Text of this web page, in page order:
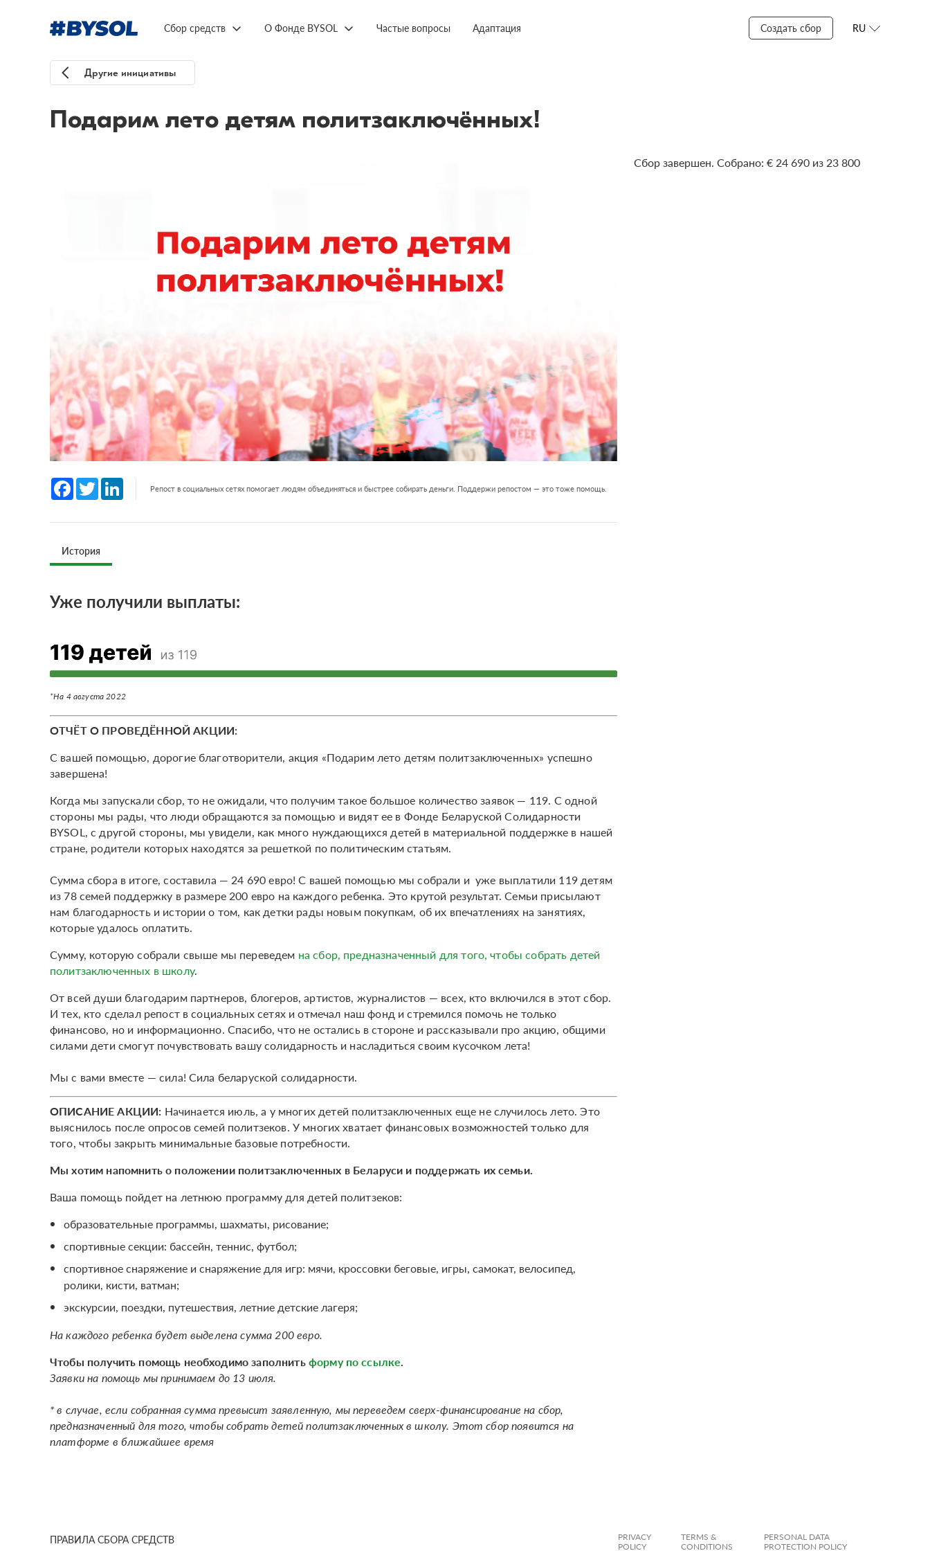
Сбор средств О Фонде BYSOL Частые вопросы Адаптация Создать сбор RU
Другие инициативы
Подарим лето детям политзаключённых!
Facebook
Twitter LinkedInРепост в социальных сетях помогает людям объединяться и быстрее собирать деньги. Поддержи репостом — это тоже помощь.
История
Уже получили выплаты:
*На 4 августа 2022
ОТЧЁТ О ПРОВЕДЁННОЙ АКЦИИ:
С вашей помощью, дорогие благотворители, акция «Подарим лето детям политзаключенных» успешно
завершена!
Когда мы запускали сбор, то не ожидали, что получим такое большое количество заявок — 119. С одной
стороны мы рады, что люди обращаются за помощью и видят ее в Фонде Беларуской Солидарности
BYSOL, с другой стороны, мы увидели, как много нуждающихся детей в материальной поддержке в нашей
стране, родители которых находятся за решеткой по политическим статьям.
Сумма сбора в итоге, составила — 24 690 евро! С вашей помощью мы собрали и уже выплатили 119 детям
из 78 семей поддержку в размере 200 евро на каждого ребенка. Это крутой результат. Семьи присылают
нам благодарность и истории о том, как детки рады новым покупкам, об их впечатлениях на занятиях,
которые удалось оплатить.
Сумму, которую собрали свыше мы переведем на сбор, предназначенный для того, чтобы собрать детей
политзаключенных в школу.
От всей души благодарим партнеров, блогеров, артистов, журналистов — всех, кто включился в этот сбор.
И тех, кто сделал репост в социальных сетях и отмечал наш фонд и стремился помочь не только
финансово, но и информационно. Спасибо, что не остались в стороне и рассказывали про акцию, общими
силами дети смогут почувствовать вашу солидарность и насладиться своим кусочком лета!
Мы с вами вместе — сила! Сила беларуской солидарности.
ОПИСАНИЕ АКЦИИ: Начинается июль, а у многих детей политзаключенных еще не случилось лето. Это
выяснилось после опросов семей политзеков. У многих хватает финансовых возможностей только для
того, чтобы закрыть минимальные базовые потребности.
Мы хотим напомнить о положении политзаключенных в Беларуси и поддержать их семьи.
Ваша помощь пойдет на летнюю программу для детей политзеков:
образовательные программы, шахматы, рисование;
спортивные секции: бассейн, теннис, футбол;
cпортивное снаряжение и снаряжение для игр: мячи, кроссовки беговые, игры, самокат, велосипед,
ролики, кисти, ватман;
экскурсии, поездки, путешествия, летние детские лагеря;
На каждого ребенка будет выделена сумма 200 евро.
Чтобы получить помощь необходимо заполнитьформу по ссылке.
Заявки на помощь мы принимаем до 13 июля.
* в случае, если собранная сумма превысит заявленную, мы переведем сверх-финансирование на сбор,
предназначенный для того, чтобы собрать детей политзаключенных в школу. Этот сбор появится на
платформе в ближайшее время
Сбор завершен. Собрано: € 24 690 из 23 800
ПРАВИЛА СБОРА СРЕДСТВ
PRIVACY
POLICY
TERMS &
CONDITIONS
PERSONAL DATA
PROTECTION POLICY